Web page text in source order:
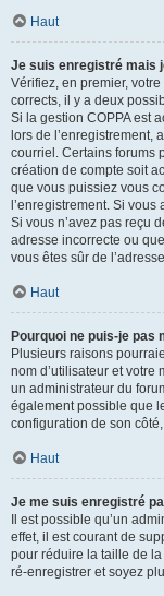
Haut
Je suis enregistré mais
Vérifiez, en premier,
corrects, il y a deux
Si la gestion COPPA est
lors de l’enregistrement,
courriel. Certains forums
création de compte soit
que vous puissiez vous
l’enregistrement. Si
Si vous n’avez pas reçu
adresse incorrecte ou
vous êtes sûr de
Haut
Pourquoi ne puis-je pas
Plusieurs raisons
nom d’utilisateur et votre
un administrateur du
également possible que
configuration de son
Haut
Je me suis enregistré
Il est possible qu’un
effet, il est courant de
pour réduire la taille de
ré-enregistrer et soyez